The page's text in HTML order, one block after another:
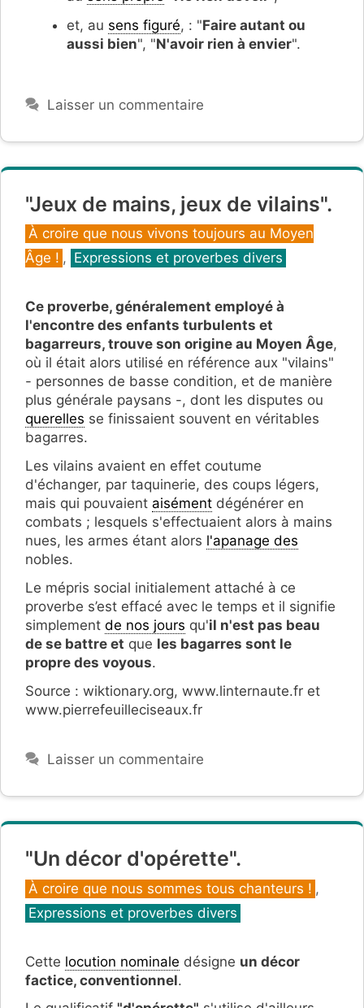
et, au sens figuré, : "Faire autant ou
aussi bien", "N'avoir rien à envier".
Laisser un commentaire
"Jeux de mains, jeux de vilains".
Catégories
À croire que nous vivons toujours au Moyen
Âge ! , Expressions et proverbes divers
Ce proverbe, généralement employé à
l'encontre des enfants turbulents et
bagarreurs, trouve son origine au Moyen Âge,
où il était alors utilisé en référence aux "vilains"
- personnes de basse condition, et de manière
plus générale paysans -, dont les disputes ou
querelles se finissaient souvent en véritables
bagarres.
Les vilains avaient en effet coutume
d'échanger, par taquinerie, des coups légers,
mais qui pouvaient aisément dégénérer en
combats ; lesquels s'effectuaient alors à mains
nues, les armes étant alors l'apanage des
nobles.
Le mépris social initialement attaché à ce
proverbe s’est effacé avec le temps et il signifie
simplement de nos jours qu'il n'est pas beau
de se battre et que les bagarres sont le
propre des voyous.
Source : wiktionary.org, www.linternaute.fr et
www.pierrefeuilleciseaux.fr
Laisser un commentaire
"Un décor d'opérette".
Catégories
À croire que nous sommes tous chanteurs ! ,
Expressions et proverbes divers
Cette locution nominale désigne un décor
factice, conventionnel.